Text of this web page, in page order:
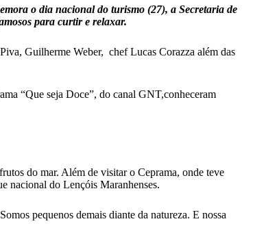
o dia nacional do turismo (27), a Secretaria de
para curtir e relaxar.
Guilherme Weber, chef Lucas Corazza além das
“Que seja Doce”, do canal GNT,conheceram
do mar. Além de visitar o Ceprama, onde teve
nacional do Lençóis Maranhenses.
pequenos demais diante da natureza. E nossa